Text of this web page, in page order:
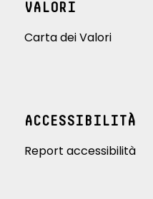
VALORI
Carta dei Valori
ACCESSIBILITÀ
Report accessibilità